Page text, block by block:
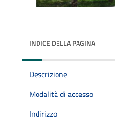
INDICE DELLA PAGINA
Descrizione
Modalità di accesso
Indirizzo